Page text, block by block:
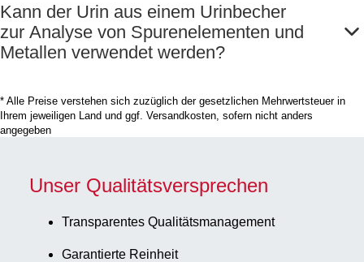
PP,
Schraubverschluss,
nadelfreier
Kann der Urin aus einem Urinbecher
zur Analyse von Spurenelementen und
Metallen verwendet werden?
* Alle Preise verstehen sich zuzüglich der gesetzlichen Mehrwertsteuer in
Ihrem jeweiligen Land und ggf. Versandkosten, sofern nicht anders
angegeben
Unser Qualitätsversprechen
Transparentes Qualitätsmanagement
Garantierte Reinheit